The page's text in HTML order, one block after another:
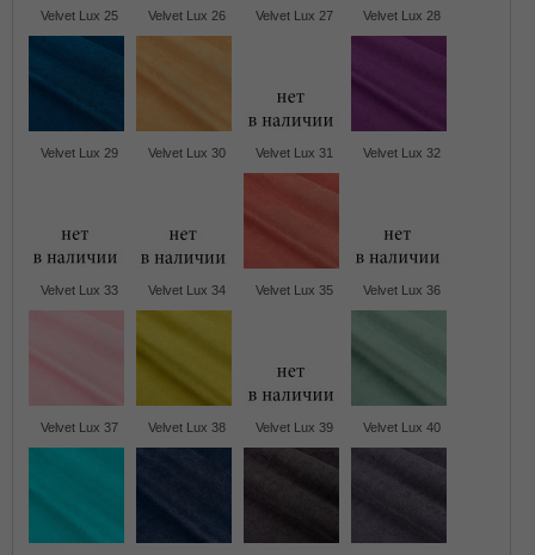
Velvet Lux 25 Velvet Lux 26 Velvet Lux 27 Velvet Lux 28
Velvet Lux 29 Velvet Lux 30 Velvet Lux 31 Velvet Lux 32
Velvet Lux 33 Velvet Lux 34 Velvet Lux 35 Velvet Lux 36
Velvet Lux 37 Velvet Lux 38 Velvet Lux 39 Velvet Lux 40